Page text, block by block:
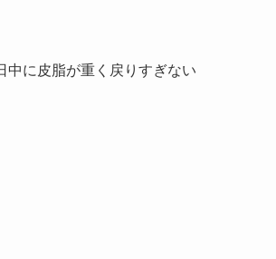
中に皮脂が重く戻りすぎない